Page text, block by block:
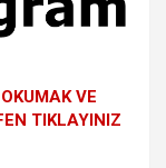
VE
TIKLAYINIZ